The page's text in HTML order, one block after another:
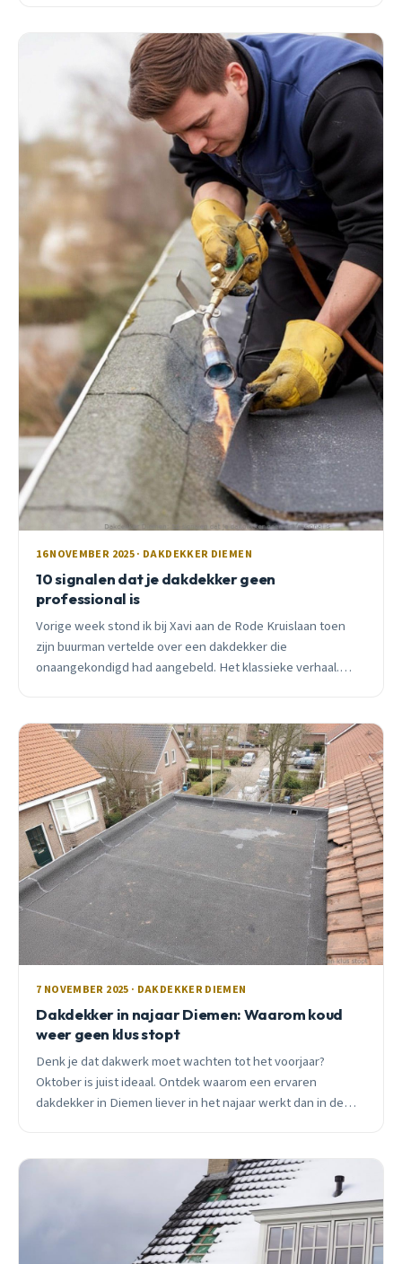
16 NOVEMBER 2025 · DAKDEKKER DIEMEN
10 signalen dat je dakdekker geen
professional is
Vorige week stond ik bij Xavi aan de Rode Kruislaan toen
zijn buurman vertelde over een dakdekker die
onaangekondigd had aangebeld. Het klassieke verhaal.
7 NOVEMBER 2025 · DAKDEKKER DIEMEN
Dakdekker in najaar Diemen: Waarom koud
weer geen klus stopt
Denk je dat dakwerk moet wachten tot het voorjaar?
Oktober is juist ideaal. Ontdek waarom een ervaren
dakdekker in Diemen liever in het najaar werkt dan in de